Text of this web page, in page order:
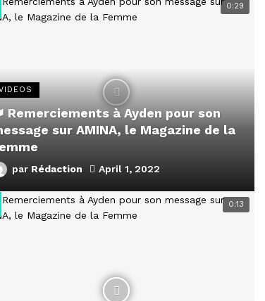
0:29
Remerciements à Ayden pour son
sur AMINA, le Magazine de la
par Rédaction April 1, 2022
0:13